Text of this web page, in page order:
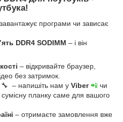
програми чи зависає
DDR4 SODIMM – і він
– відкривайте браузер,
без затримок.
🔧 – напишіть нам у Viber📲 чи
сумісну планку саме для вашого
– отримаєте замовлення вже